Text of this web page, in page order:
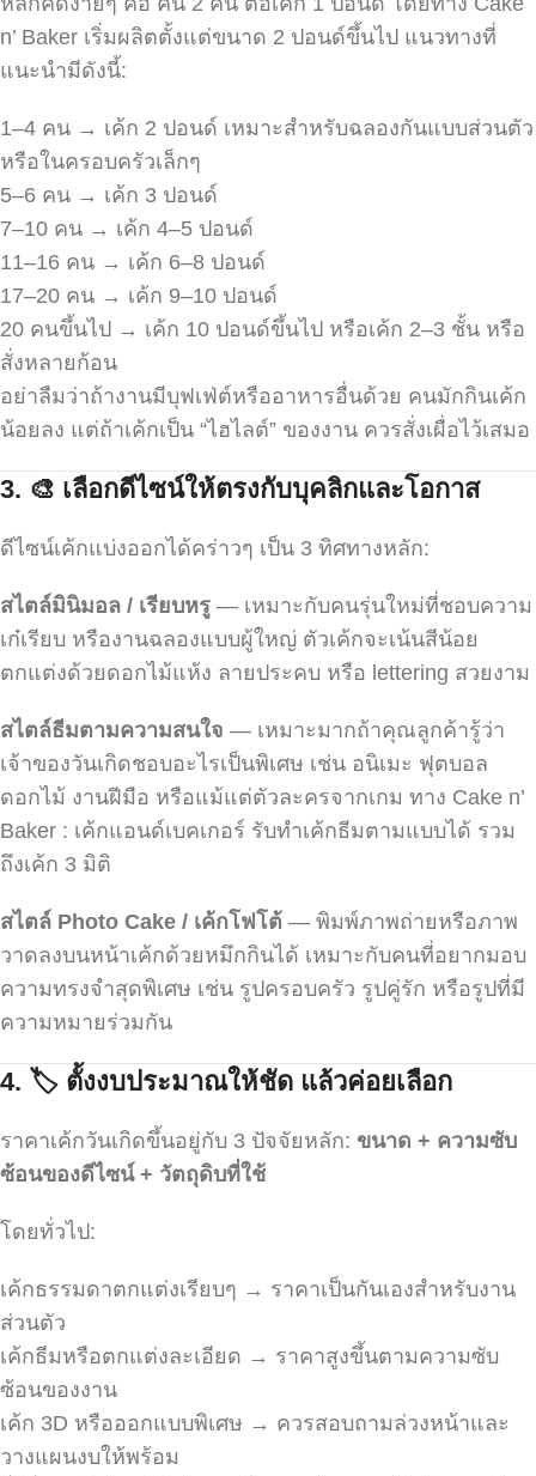
n’ Baker เริ่มผลิตตั้งแต่ขนาด 2 ปอนด์ขึ้นไป แนวทางที่
แนะนำมีดังนี้:
1–4 คน → เค้ก 2 ปอนด์ เหมาะสำหรับฉลองกันแบบส่วนตัว
หรือในครอบครัวเล็กๆ
5–6 คน → เค้ก 3 ปอนด์
7–10 คน → เค้ก 4–5 ปอนด์
11–16 คน → เค้ก 6–8 ปอนด์
17–20 คน → เค้ก 9–10 ปอนด์
20 คนขึ้นไป → เค้ก 10 ปอนด์ขึ้นไป หรือเค้ก 2–3 ชั้น หรือ
สั่งหลายก้อน
อย่าลืมว่าถ้างานมีบุฟเฟ่ต์หรืออาหารอื่นด้วย คนมักกินเค้ก
น้อยลง แต่ถ้าเค้กเป็น “ไฮไลต์” ของงาน ควรสั่งเผื่อไว้เสมอ
3. 🎨 เลือกดีไซน์ให้ตรงกับบุคลิกและโอกาส
ดีไซน์เค้กแบ่งออกได้คร่าวๆ เป็น 3 ทิศทางหลัก:
สไตล์มินิมอล / เรียบหรู — เหมาะกับคนรุ่นใหม่ที่ชอบความ
เก๋เรียบ หรืองานฉลองแบบผู้ใหญ่ ตัวเค้กจะเน้นสีน้อย
ตกแต่งด้วยดอกไม้แห้ง ลายประคบ หรือ lettering สวยงาม
สไตล์ธีมตามความสนใจ — เหมาะมากถ้าคุณลูกค้ารู้ว่า
เจ้าของวันเกิดชอบอะไรเป็นพิเศษ เช่น อนิเมะ ฟุตบอล
ดอกไม้ งานฝีมือ หรือแม้แต่ตัวละครจากเกม ทาง Cake n’
Baker : เค้กแอนด์เบคเกอร์ รับทำเค้กธีมตามแบบได้ รวม
ถึงเค้ก 3 มิติ
สไตล์ Photo Cake / เค้กโฟโต้ — พิมพ์ภาพถ่ายหรือภาพ
วาดลงบนหน้าเค้กด้วยหมึกกินได้ เหมาะกับคนที่อยากมอบ
ความทรงจำสุดพิเศษ เช่น รูปครอบครัว รูปคู่รัก หรือรูปที่มี
ความหมายร่วมกัน
4. 🏷️ ตั้งงบประมาณให้ชัด แล้วค่อยเลือก
ราคาเค้กวันเกิดขึ้นอยู่กับ 3 ปัจจัยหลัก: ขนาด + ความซับ
ซ้อนของดีไซน์ + วัตถุดิบที่ใช้
โดยทั่วไป:
เค้กธรรมดาตกแต่งเรียบๆ → ราคาเป็นกันเองสำหรับงาน
ส่วนตัว
เค้กธีมหรือตกแต่งละเอียด → ราคาสูงขึ้นตามความซับ
ซ้อนของงาน
เค้ก 3D หรือออกแบบพิเศษ → ควรสอบถามล่วงหน้าและ
วางแผนงบให้พร้อม